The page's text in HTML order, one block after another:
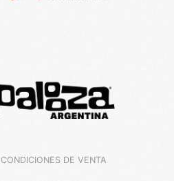
CONDICIONES DE VENTA